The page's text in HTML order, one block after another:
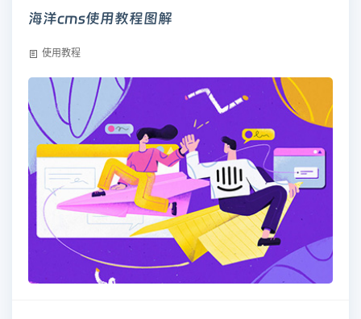
海洋cms使用教程图解
使用教程